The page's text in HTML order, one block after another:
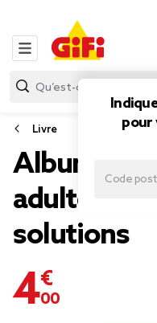
pour
Livre
Album de
adultes
solutions
4,00 €